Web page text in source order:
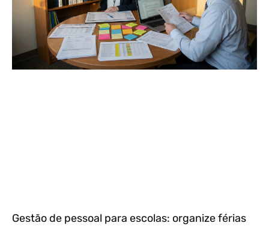
Gestão de pessoal para escolas: organize férias